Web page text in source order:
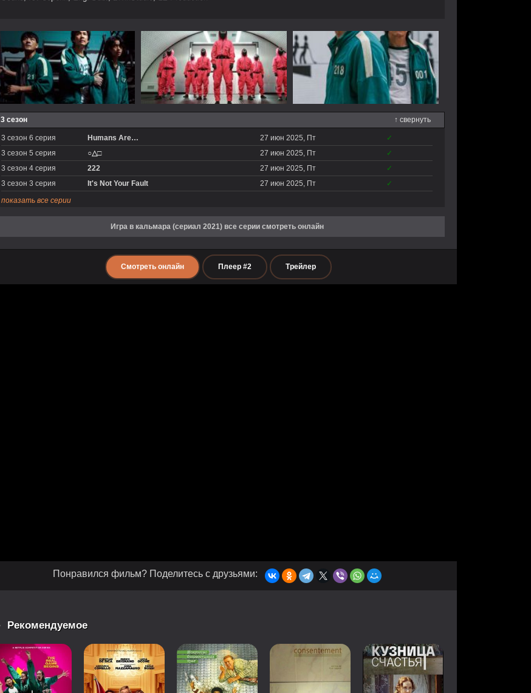
3 сезон ↑ свернуть
3 сезон 6 серия Humans Are… 27 июн 2025, Пт
✓
3 сезон 5 серия
○△□ 27 июн 2025, Пт
✓
3 сезон 4 серия
222 27 июн 2025, Пт
✓
3 сезон 3 серия
It's Not Your Fault 27 июн 2025, Пт
✓
показать все серии
Игра в кальмара (сериал 2021) все серии смотреть онлайн
Смотреть онлайн Плеер #2 Трейлер
Понравился фильм? Поделитесь с друзьями:
Рекомендуемое